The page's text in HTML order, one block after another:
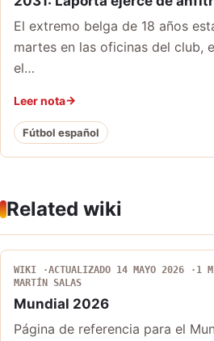
El extremo belga de 18 años
martes en las oficinas del club,
el…
Leer nota
Fútbol español
Related wiki
WIKI ACTUALIZADO 14 MAYO 2026
1
MARTÍN SALAS
Mundial 2026
Página de referencia para el